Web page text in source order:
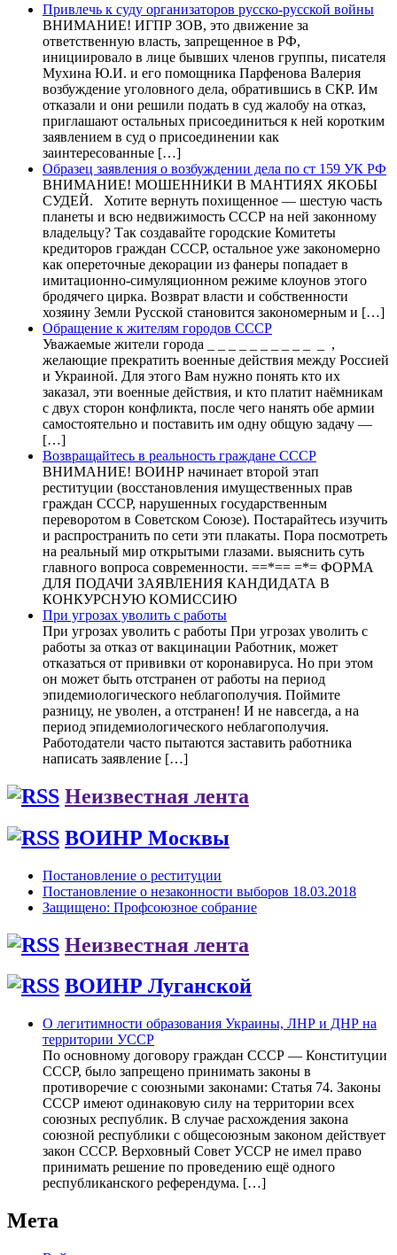
Привлечь к суду организаторов русско-русской войны
ВНИМАНИЕ! ИГПР ЗОВ, это движение за
ответственную власть, запрещенное в РФ,
инициировало в лице бывших членов группы, писателя
Мухина Ю.И. и его помощника Парфенова Валерия
возбуждение уголовного дела, обратившись в СКР. Им
отказали и они решили подать в суд жалобу на отказ,
приглашают остальных присоединиться к ней коротким
заявлением в суд о присоединении как
заинтересованные […]
Образец заявления о возбуждении дела по ст 159 УК РФ
ВНИМАНИЕ! МОШЕННИКИ В МАНТИЯХ ЯКОБЫ
СУДЕЙ. Хотите вернуть похищенное — шестую часть
планеты и всю недвижимость СССР на ней законному
владельцу? Так создавайте городские Комитеты
кредиторов граждан СССР, остальное уже закономерно
как опереточные декорации из фанеры попадает в
имитационно-симуляционном режиме клоунов этого
бродячего цирка. Возврат власти и собственности
хозяину Земли Русской становится закономерным и […]
Обращение к жителям городов СССР
Уважаемые жители города _ _ _ _ _ _ _ _ _ _ _ ,
желающие прекратить военные действия между Россией
и Украиной. Для этого Вам нужно понять кто их
заказал, эти военные действия, и кто платит наёмникам
с двух сторон конфликта, после чего нанять обе армии
самостоятельно и поставить им одну общую задачу —
[…]
Возвращайтесь в реальность граждане СССР
ВНИМАНИЕ! ВОИНР начинает второй этап
реституции (восстановления имущественных прав
граждан СССР, нарушенных государственным
переворотом в Советском Союзе). Постарайтесь изучить
и распространить по сети эти плакаты. Пора посмотреть
на реальный мир открытыми глазами. выяснить суть
главного вопроса современности. ==*== =*= ФОРМА
ДЛЯ ПОДАЧИ ЗАЯВЛЕНИЯ КАНДИДАТА В
КОНКУРСНУЮ КОМИССИЮ
При угрозах уволить с работы
При угрозах уволить с работы При угрозах уволить с
работы за отказ от вакцинации Работник, может
отказаться от прививки от коронавируса. Но при этом
он может быть отстранен от работы на период
эпидемиологического неблагополучия. Поймите
разницу, не уволен, а отстранен! И не навсегда, а на
период эпидемиологического неблагополучия.
Работодатели часто пытаются заставить работника
написать заявление […]
Неизвестная лента
ВОИНР Москвы
Постановление о реституции
Постановление о незаконности выборов 18.03.2018
Защищено: Профсоюзное собрание
Неизвестная лента
ВОИНР Луганской
О легитимности образования Украины, ЛНР и ДНР на
территории УССР
По основному договору граждан СССР — Конституции
СССР, было запрещено принимать законы в
противоречие с союзными законами: Статья 74. Законы
СССР имеют одинаковую силу на территории всех
союзных республик. В случае расхождения закона
союзной республики с общесоюзным законом действует
закон СССР. Верховный Совет УССР не имел право
принимать решение по проведению ещё одного
республиканского референдума. […]
Мета